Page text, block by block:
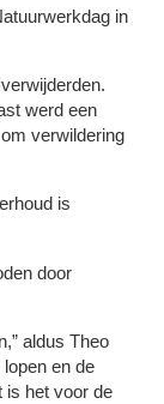
in
werd een
verwildering
is
door
aldus Theo
en de
is het voor de